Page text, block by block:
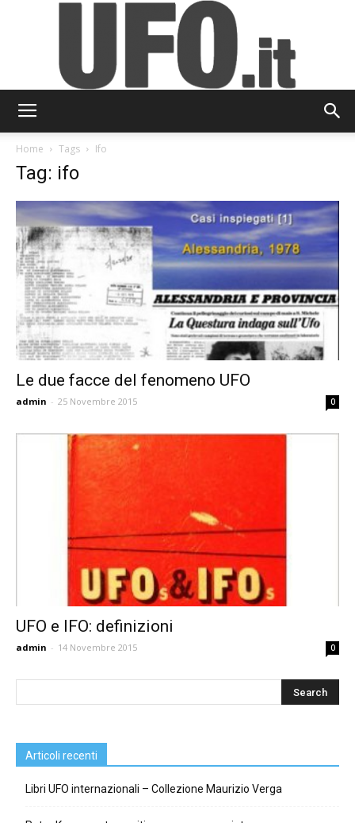
Home Tags Ifo
Tag: ifo
Le due facce del fenomeno UFO
admin - 25 Novembre 2015 0
UFO e IFO: definizioni
admin - 14 Novembre 2015 0
Articoli recenti
Libri UFO internazionali – Collezione Maurizio Verga